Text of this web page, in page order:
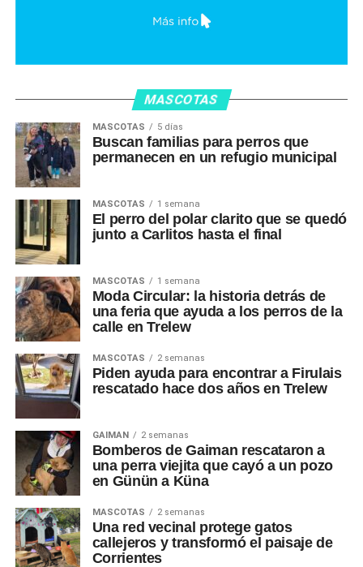
MASCOTAS
MASCOTAS 5 días
Buscan familias para perros que
permanecen en un refugio municipal
MASCOTAS 1 semana
El perro del polar clarito que se quedó
junto a Carlitos hasta el final
MASCOTAS 1 semana
Moda Circular: la historia detrás de
una feria que ayuda a los perros de la
calle en Trelew
MASCOTAS 2 semanas
Piden ayuda para encontrar a Firulais
rescatado hace dos años en Trelew
GAIMAN 2 semanas
Bomberos de Gaiman rescataron a
una perra viejita que cayó a un pozo
en Günün a Küna
MASCOTAS 2 semanas
Una red vecinal protege gatos
callejeros y transformó el paisaje de
Corrientes